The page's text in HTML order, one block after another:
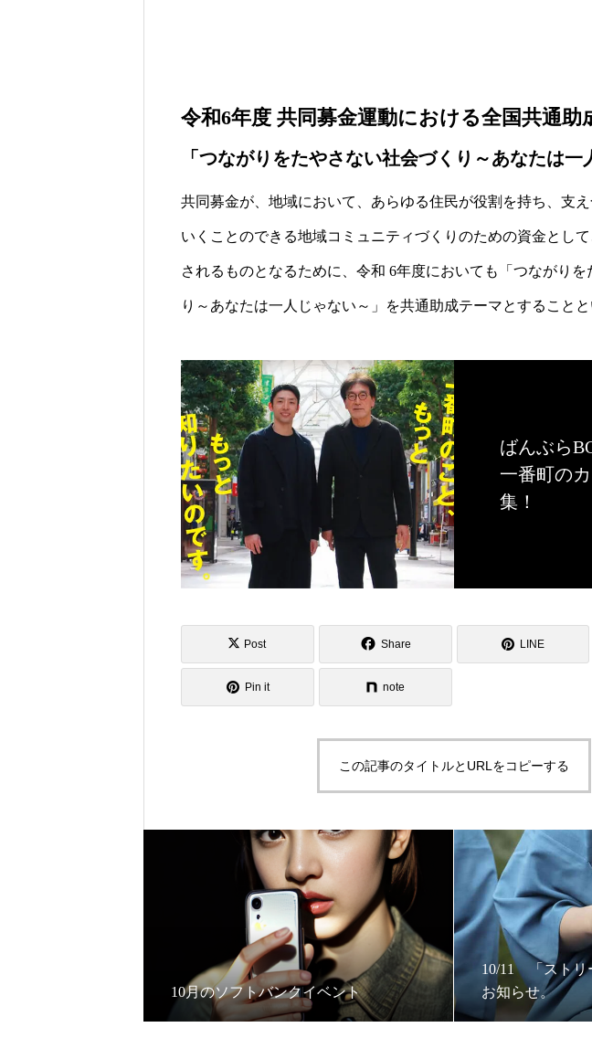
令和6年度 共同募金運動における全国共通助
「つながりをたやさない社会づくり～あなたは一
共同募金が、地域において、あらゆる住民が役割を持ち、支
いくことのできる地域コミュニティづくりのための資金とし
されるものとなるために、令和 6年度においても「つながりを
り～あなたは一人じゃない～」を共通助成テーマとすることと
ばんぶら
一番町の
集！
Post Share LINE
Pin it note
この記事のタイトルとURLをコピーする
10月のソフトバンクイベント
10/11 「ストリ
お知らせ。